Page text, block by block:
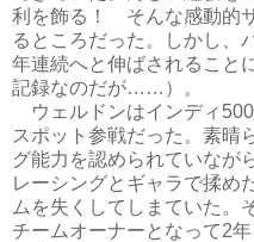
利を飾る！ そんな感動的
るところだった。しかし、
年連続へと伸ばされること
記録なのだが……）。
ウェルドンはインディ
スポット参戦だった。素晴
グ能力を認められていなが
レーシングとギャラで揉め
ムを失くしてしまていた。
チームオーナーとなって2